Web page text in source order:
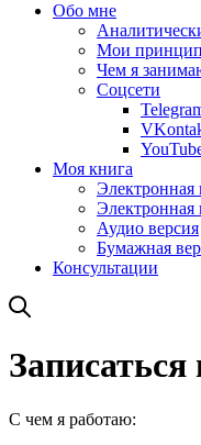
Обо мне
Мои
Чем я
Соцсети
Моя книга
Электронная
Электронная
Аудио версия
Бумажная
Консультации
С чем я работаю: